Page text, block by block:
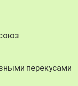
перекусами